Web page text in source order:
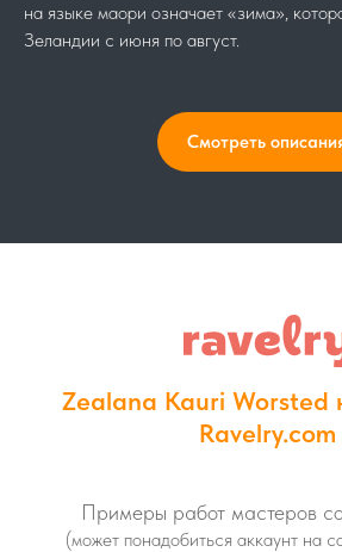
на языке маори означает «зима»,
Зеландии с июня по август.
Смотреть
Zealana Kauri Worsted
Ravelry.com
Примеры работ мастеров
(может понадобиться аккаунт на